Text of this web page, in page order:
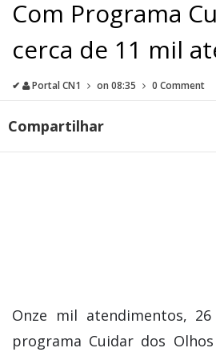
Com Programa
cerca de 11 mil
✔ Portal CN1 on 08:35 0 Comment
Compartilhar
Onze mil atendimentos,
programa Cuidar dos